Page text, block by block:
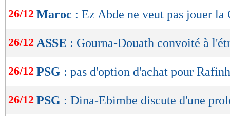
26/12 Maroc : Ez Abde ne veut pas jouer la
26/12 ASSE : Gourna-Douath convoité à
26/12 PSG : pas d'option d'achat pour
26/12 PSG : Dina-Ebimbe discute d'une